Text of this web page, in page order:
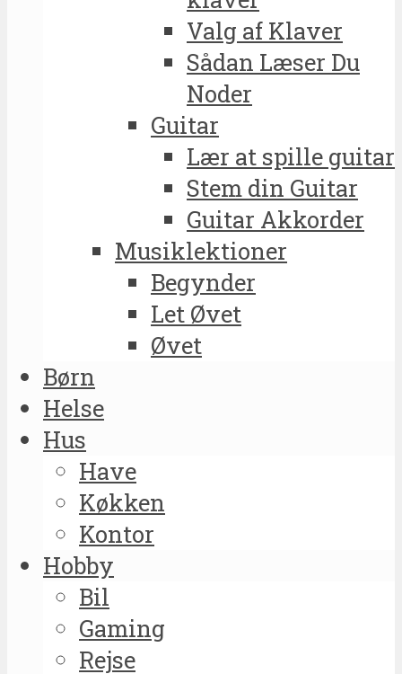
Valg af Klaver
Sådan Læser Du
Noder
Guitar
Lær at spille guitar
Stem din Guitar
Guitar Akkorder
Musiklektioner
Begynder
Let Øvet
Øvet
Børn
Helse
Hus
Have
Køkken
Kontor
Hobby
Bil
Gaming
Rejse